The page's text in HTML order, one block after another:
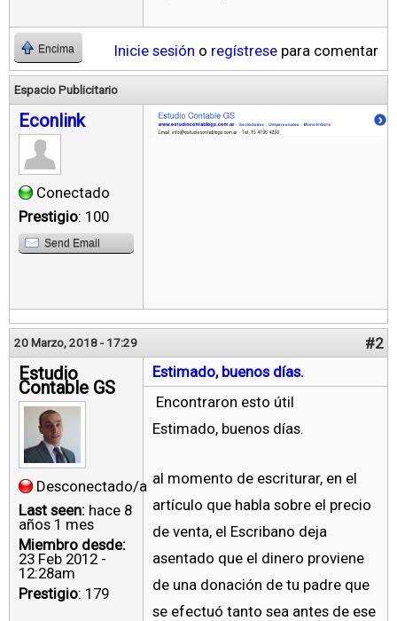
Encima Inicie sesión o regístrese para comentar
Espacio Publicitario
Econlink
Conectado
Prestigio: 100
Send Email
20 Marzo, 2018 - 17:29 #2
Estudio
Contable GS
Desconectado/a
Last seen: hace 8
años 1 mes
Miembro desde:
23 Feb 2012 -
12:28am
Prestigio: 179
Estimado, buenos días.
Encontraron esto útil
Estimado, buenos días.
al momento de escriturar, en el
artículo que habla sobre el precio
de venta, el Escribano deja
asentado que el dinero proviene
de una donación de tu padre que
se efectuó tanto sea antes de ese